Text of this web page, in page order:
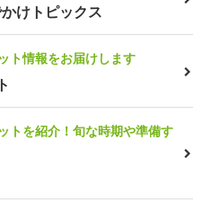
けトピックス
ト情報をお届けします
トを紹介！旬な時期や準備す